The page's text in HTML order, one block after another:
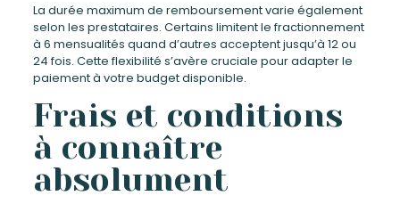
La durée maximum de remboursement varie également
selon les prestataires. Certains limitent le fractionnement
à 6 mensualités quand d’autres acceptent jusqu’à 12 ou
24 fois. Cette flexibilité s’avère cruciale pour adapter le
paiement à votre budget disponible.
Frais et conditions
à connaître
absolument